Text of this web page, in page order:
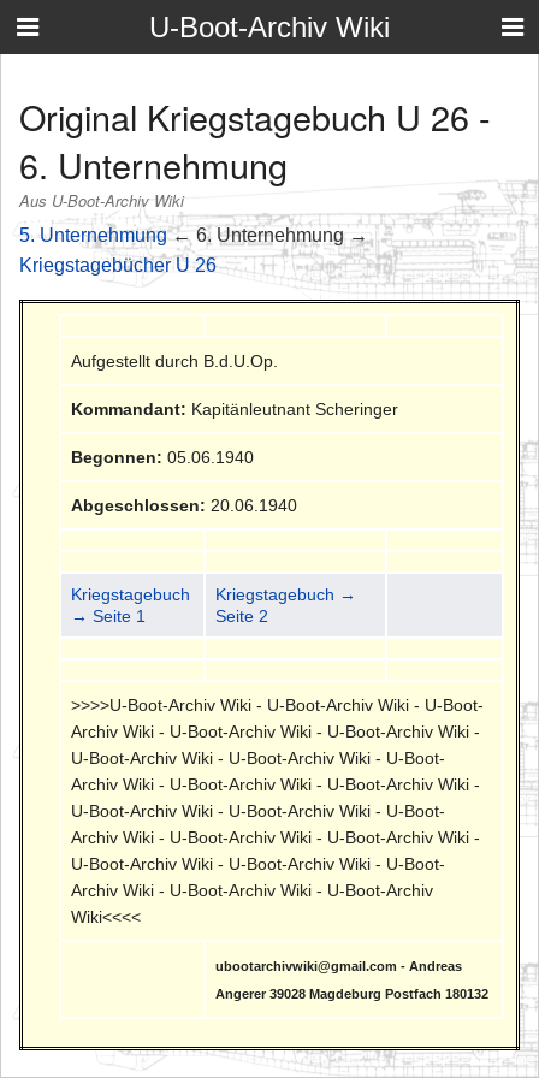
U-Boot-Archiv Wiki
Original Kriegstagebuch U 26 -
6. Unternehmung
Aus U-Boot-Archiv Wiki
5. Unternehmung← 6. Unternehmung →
Kriegstagebücher U 26
Aufgestellt durch B.d.U.Op.
Kommandant: Kapitänleutnant Scheringer
Begonnen: 05.06.1940
Abgeschlossen: 20.06.1940
Kriegstagebuch
→ Seite 1
Kriegstagebuch →
Seite 2
>>>>U-Boot-Archiv Wiki - U-Boot-Archiv Wiki - U-Boot-
Archiv Wiki - U-Boot-Archiv Wiki - U-Boot-Archiv Wiki -
U-Boot-Archiv Wiki - U-Boot-Archiv Wiki - U-Boot-
Archiv Wiki - U-Boot-Archiv Wiki - U-Boot-Archiv Wiki -
U-Boot-Archiv Wiki - U-Boot-Archiv Wiki - U-Boot-
Archiv Wiki - U-Boot-Archiv Wiki - U-Boot-Archiv Wiki -
U-Boot-Archiv Wiki - U-Boot-Archiv Wiki - U-Boot-
Archiv Wiki - U-Boot-Archiv Wiki - U-Boot-Archiv
Wiki<<<<
ubootarchivwiki@gmail.com - Andreas
Angerer 39028 Magdeburg Postfach 180132